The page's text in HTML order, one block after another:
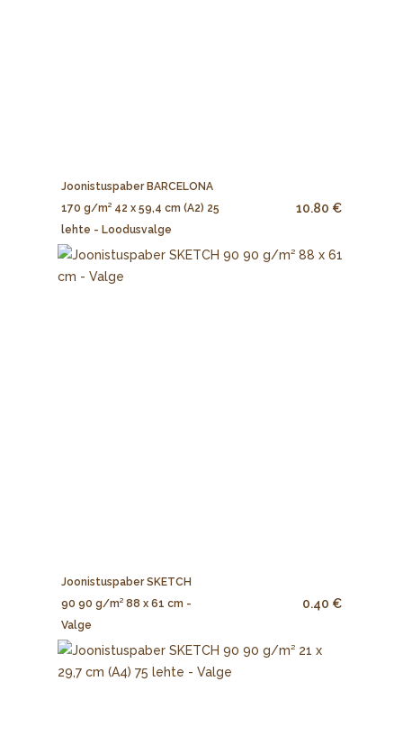
Joonistuspaber BARCELONA
170 g/m² 42 x 59,4 cm (A2) 25
lehte - Loodusvalge
10.80 €
Joonistuspaber SKETCH
90 90 g/m² 88 x 61 cm -
Valge
0.40 €